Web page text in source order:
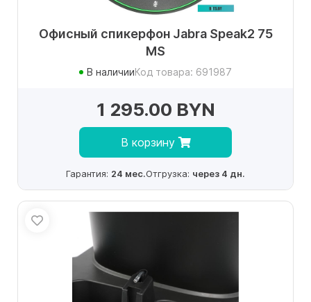
Офисный спикерфон Jabra Speak2 75
MS
В наличииКод товара: 691987
1 295.00 BYN
В корзину
Гарантия: 24 мес.Отгрузка: через 4 дн.